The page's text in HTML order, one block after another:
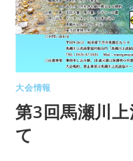
大会情報
第3回馬瀬川
て